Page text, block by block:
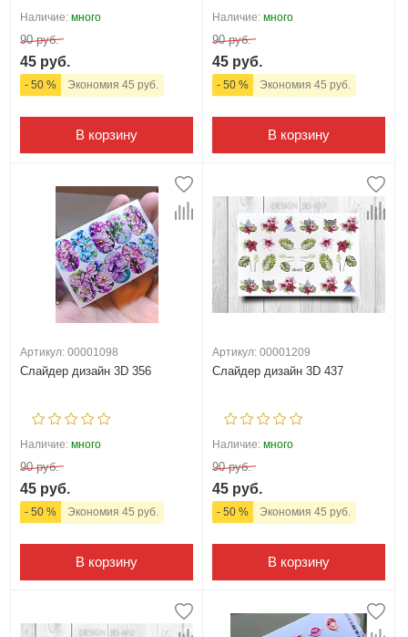
Наличие: много
90 руб.
45 руб.
- 50 % Экономия 45 руб.
В корзину
Наличие: много
90 руб.
45 руб.
- 50 % Экономия 45 руб.
В корзину
Артикул: 00001098
Слайдер дизайн 3D 356
Наличие: много
90 руб.
45 руб.
- 50 % Экономия 45 руб.
В корзину
Артикул: 00001209
Слайдер дизайн 3D 437
Наличие: много
90 руб.
45 руб.
- 50 % Экономия 45 руб.
В корзину